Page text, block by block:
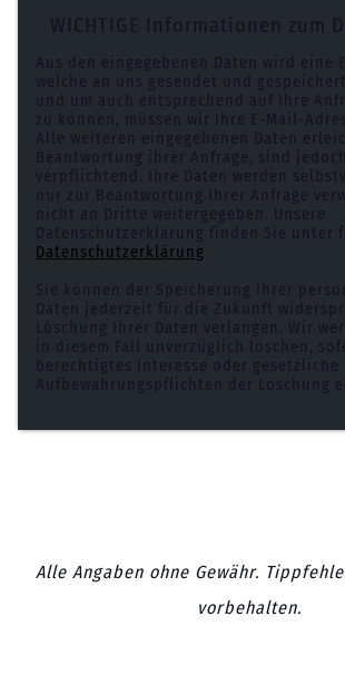
WICHTIGE Informationen zum
Aus den eingegebenen Daten wird eine
welche an uns gesendet und
und um auch entsprechend auf Ihre
zu können, müssen wir Ihre E-Mail-
Alle weiteren eingegebenen Daten
Beantwortung ihrer Anfrage, sind
verpflichtend. Ihre Daten werden
nur zur Beantwortung Ihrer Anfrage
nicht an Dritte weitergegeben. Unsere
Datenschutzerklärung finden Sie unter
Datenschutzerklärung
Sie können der Speicherung Ihrer
Daten jederzeit für die Zukunft
Löschung Ihrer Daten verlangen. Wir
in diesem Fall unverzüglich löschen,
berechtigtes Interesse oder gesetzliche
Aufbewahrungspflichten der Löschung
Alle Angaben ohne Gewähr.
vorbehalten.